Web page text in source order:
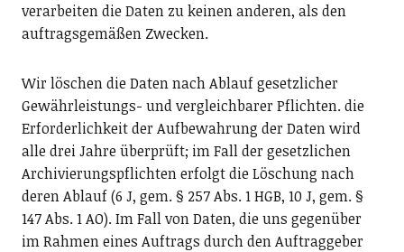
verarbeiten die Daten zu keinen anderen, als den
auftragsgemäßen Zwecken.
Wir löschen die Daten nach Ablauf gesetzlicher
Gewährleistungs- und vergleichbarer Pflichten. die
Erforderlichkeit der Aufbewahrung der Daten wird
alle drei Jahre überprüft; im Fall der gesetzlichen
Archivierungspflichten erfolgt die Löschung nach
deren Ablauf (6 J, gem. § 257 Abs. 1 HGB, 10 J, gem. §
147 Abs. 1 AO). Im Fall von Daten, die uns gegenüber
im Rahmen eines Auftrags durch den Auftraggeber